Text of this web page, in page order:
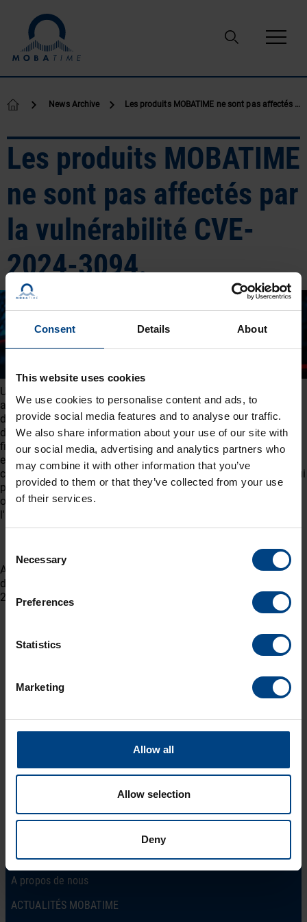
Consent Details About
This website uses cookies
We use cookies to personalise content and ads, to
provide social media features and to analyse our traffic.
We also share information about your use of our site with
our social media, advertising and analytics partners who
may combine it with other information that you’ve
provided to them or that they’ve collected from your use
of their services.
Selection
Necessary
Preferences
Statistics
Marketing
Allow all
Allow selection
Deny
News Archive Les produits MOBATIME ne sont pas affectés par la vulnérabilité CVE-2024-3094.
Les produits MOBATIME
ne sont pas affectés par
la vulnérabilité CVE-
2024-3094.
Un code malveillant a été découvert dans les archives de xz en
amont, à partir de la version 5.6.0. Grâce à une série
d'obscurcissements complexes, le processus de construction
de liblzma extrait un fichier objet préconstruit à partir d'un
fichier de test déguisé existant dans le code source, qui est
ensuite utilisé pour modifier des fonctions spécifiques dans le
code liblzma. Il en résulte une bibliothèque liblzma modifiée qui
peut être utilisée par n'importe quel logiciel (par exemple
openssh) lié à cette bibliothèque, interceptant et modifiant
l'interaction des données avec cette bibliothèque.
Après une analyse détaillée, nous pouvons confirmer qu'aucun
des produits MOBATIME
2024-3094.
Produits
Téléchargements
A propos de nous
ACTUALITÉS MOBATIME
Social Network
Facebook